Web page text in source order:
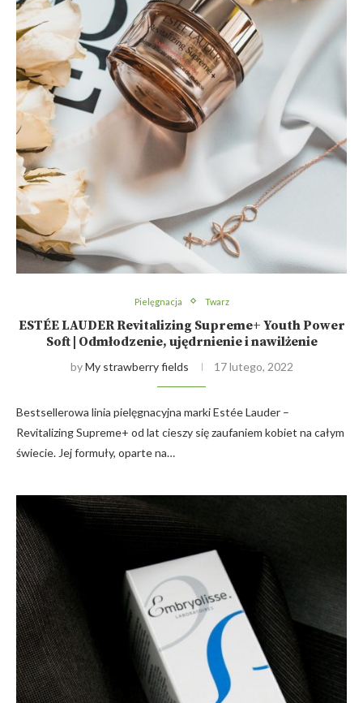
Pielęgnacja Twarz
ESTÉE LAUDER Revitalizing Supreme+ Youth Power
Soft | Odmłodzenie, ujędrnienie i nawilżenie
byMy strawberry fields 17 lutego, 2022
Bestsellerowa linia pielęgnacyjna marki Estée Lauder –
Revitalizing Supreme+ od lat cieszy się zaufaniem kobiet na całym
świecie. Jej formuły, oparte na…